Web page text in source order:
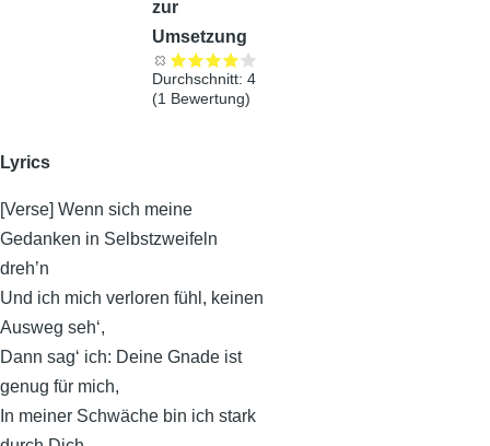
zur
Umsetzung
Durchschnitt: 4
(1Bewertung)
Lyrics
[Verse] Wenn sich meine
Gedanken in Selbstzweifeln
dreh’n
Und ich mich verloren fühl, keinen
Ausweg seh‘,
Dann sag‘ ich: Deine Gnade ist
genug für mich,
In meiner Schwäche bin ich stark